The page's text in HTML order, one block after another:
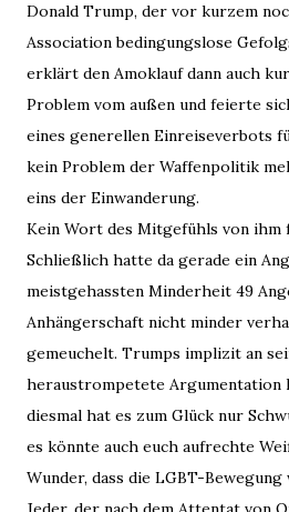
Donald Trump, der vor kurzem
Association bedingungslose
erklärt den Amoklauf dann auch
Problem vom außen und feierte
eines generellen Einreiseverbots
kein Problem der Waffenpolitik
eins der Einwanderung.
Kein Wort des Mitgefühls von ihm
Schließlich hatte da gerade ein
meistgehassten Minderheit 49
Anhängerschaft nicht minder
gemeuchelt. Trumps implizit an
heraustrompetete Argumentation
diesmal hat es zum Glück nur
es könnte auch euch aufrechte
Wunder, dass die LGBT-